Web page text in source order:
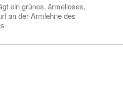
ein grünes, ärmelloses,
an der Armlehne des